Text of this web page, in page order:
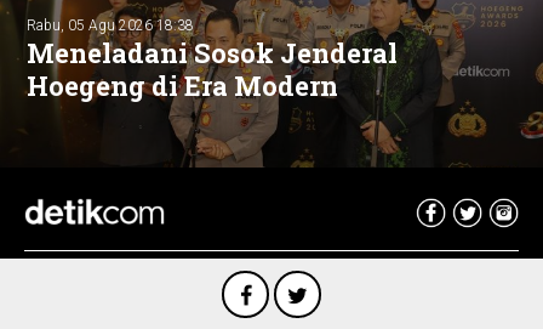
Rabu, 05 Agu 2026 18:38
Meneladani Sosok Jenderal
Hoegeng di Era Modern
Copyright @ 2026 detikcom, All right reserved
Privacy Policy ·Disclaimer